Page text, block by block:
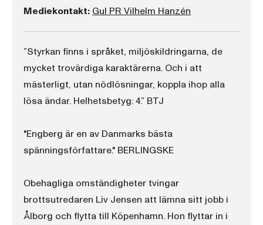
Mediekontakt: Gul PR Vilhelm Hanzén
”Styrkan finns i språket, miljöskildringarna, de
mycket trovärdiga karaktärerna. Och i att
mästerligt, utan nödlösningar, koppla ihop alla
lösa ändar. Helhetsbetyg: 4.” BTJ
"Engberg är en av Danmarks bästa
spänningsförfattare." BERLINGSKE
Obehagliga omständigheter tvingar
brottsutredaren Liv Jensen att lämna sitt jobb i
Ålborg och flytta till Köpenhamn. Hon flyttar in i